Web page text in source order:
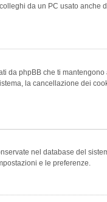
da un PC usato
da phpBB che ti
la cancellazione dei
nel database del
e le preferenze.